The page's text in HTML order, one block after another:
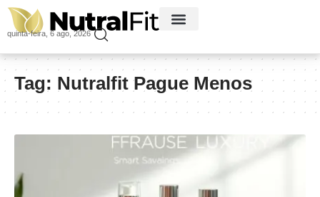
quinta-feira, 6 ago, 2026
Tag: Nutralfit Pague Menos